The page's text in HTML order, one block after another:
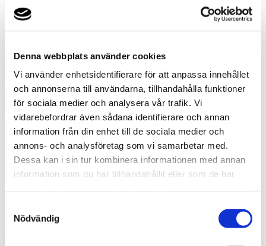
Denna webbplats använder cookies
Vi använder enhetsidentifierare för att anpassa innehållet
och annonserna till användarna, tillhandahålla funktioner
för sociala medier och analysera vår trafik. Vi
vidarebefordrar även sådana identifierare och annan
information från din enhet till de sociala medier och
annons- och analysföretag som vi samarbetar med.
Dessa kan i sin tur kombinera informationen med annan
information som du har tillhandahållit eller som de har
Nödvändig
Ring oss
Prata med en expert
Begär offert
Boka hembesök
Ring oss
Prata med en expert
Begär offert
Kontakta mig
Boka hembesök
Ring oss